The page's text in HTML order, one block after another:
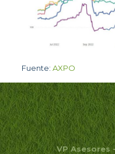
Fuente: AXPO
VP Asesores